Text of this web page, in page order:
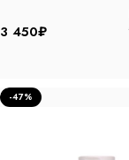
3 450₽
-47%